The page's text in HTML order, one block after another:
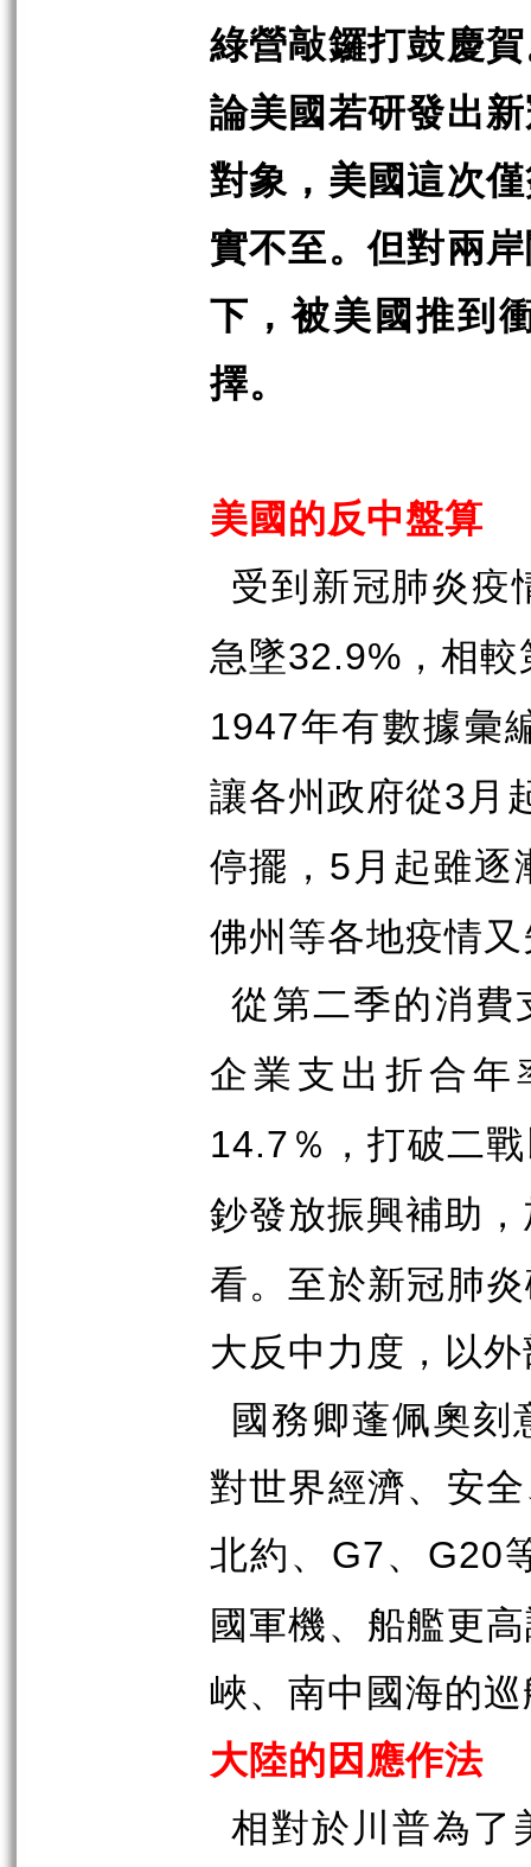
綠營敲鑼打鼓慶
論美國若研發出
對象，美國這次
實不至。但對兩
下，被美國推到
擇。
美國的反中盤算
受到新冠肺炎疫
急墜32.9% ，相
1947年有數據彙
讓各州政府從3月
停擺， 5 月起雖
佛州等各地疫情
從第二季的消
企業支出折合年
14.7 ％，打破二
鈔發放振興補助
看。至於新冠肺
大反中力度，以
國務卿蓬佩奧刻
對世界經濟、安
北約、
G7、 G20
國軍機、船艦更
峽、南中國海的
大陸的因應作法
相對於川普為了